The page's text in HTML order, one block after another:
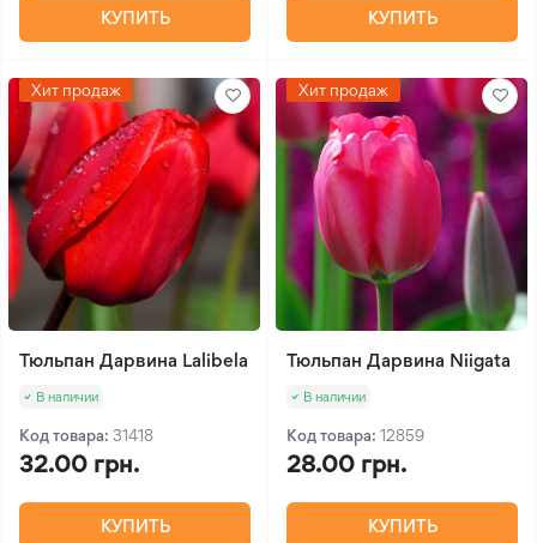
КУПИТЬ КУПИТЬ
Хит продаж
Тюльпан Дарвина Lalibela
В наличии
Код товара: 31418
32.00 грн.
КУПИТЬ
Хит продаж
Тюльпан Дарвина Niigata
В наличии
Код товара: 12859
28.00 грн.
КУПИТЬ